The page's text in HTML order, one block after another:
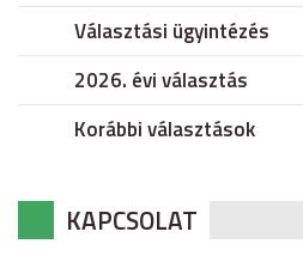
Választási ügyintézés
2026. évi választás
Korábbi választások
KAPCSOLAT